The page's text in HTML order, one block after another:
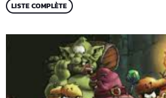
LISTE COMPLÈTE